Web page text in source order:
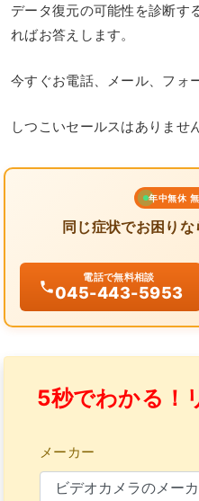
データ復元の可能性を診断す
ればお答えします。
今すぐお電話、メール、フォ
しつこいセールスはありませ
年中無休
同じ症状でお困り
電話で無料相談
045-443-5953
5秒でわかる！
メーカー